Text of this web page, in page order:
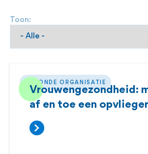
Toon:
GEZONDE ORGANISATIE
Vrouwengezondheid:
af en toe een opvlieger